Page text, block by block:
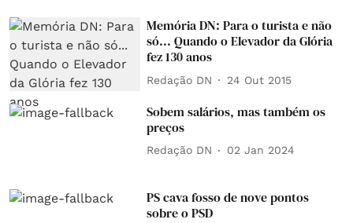
Memória DN: Para o turista e não
só... Quando o Elevador da Glória
fez 130 anos
Redação DN 24 Out 2015
Sobem salários, mas também os
preços
Redação DN 02 Jan 2024
PS cava fosso de nove pontos
sobre o PSD